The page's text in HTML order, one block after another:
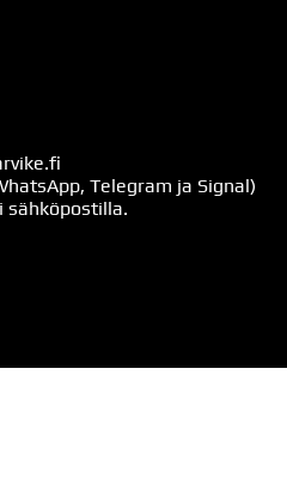
Telegram ja Signal)
sähköpostilla.